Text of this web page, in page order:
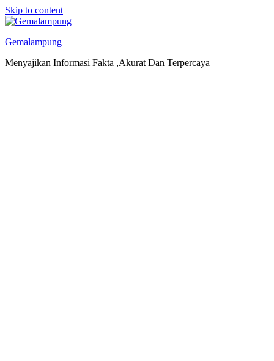
Skip to content
Gemalampung
Menyajikan Informasi Fakta ,Akurat Dan Terpercaya